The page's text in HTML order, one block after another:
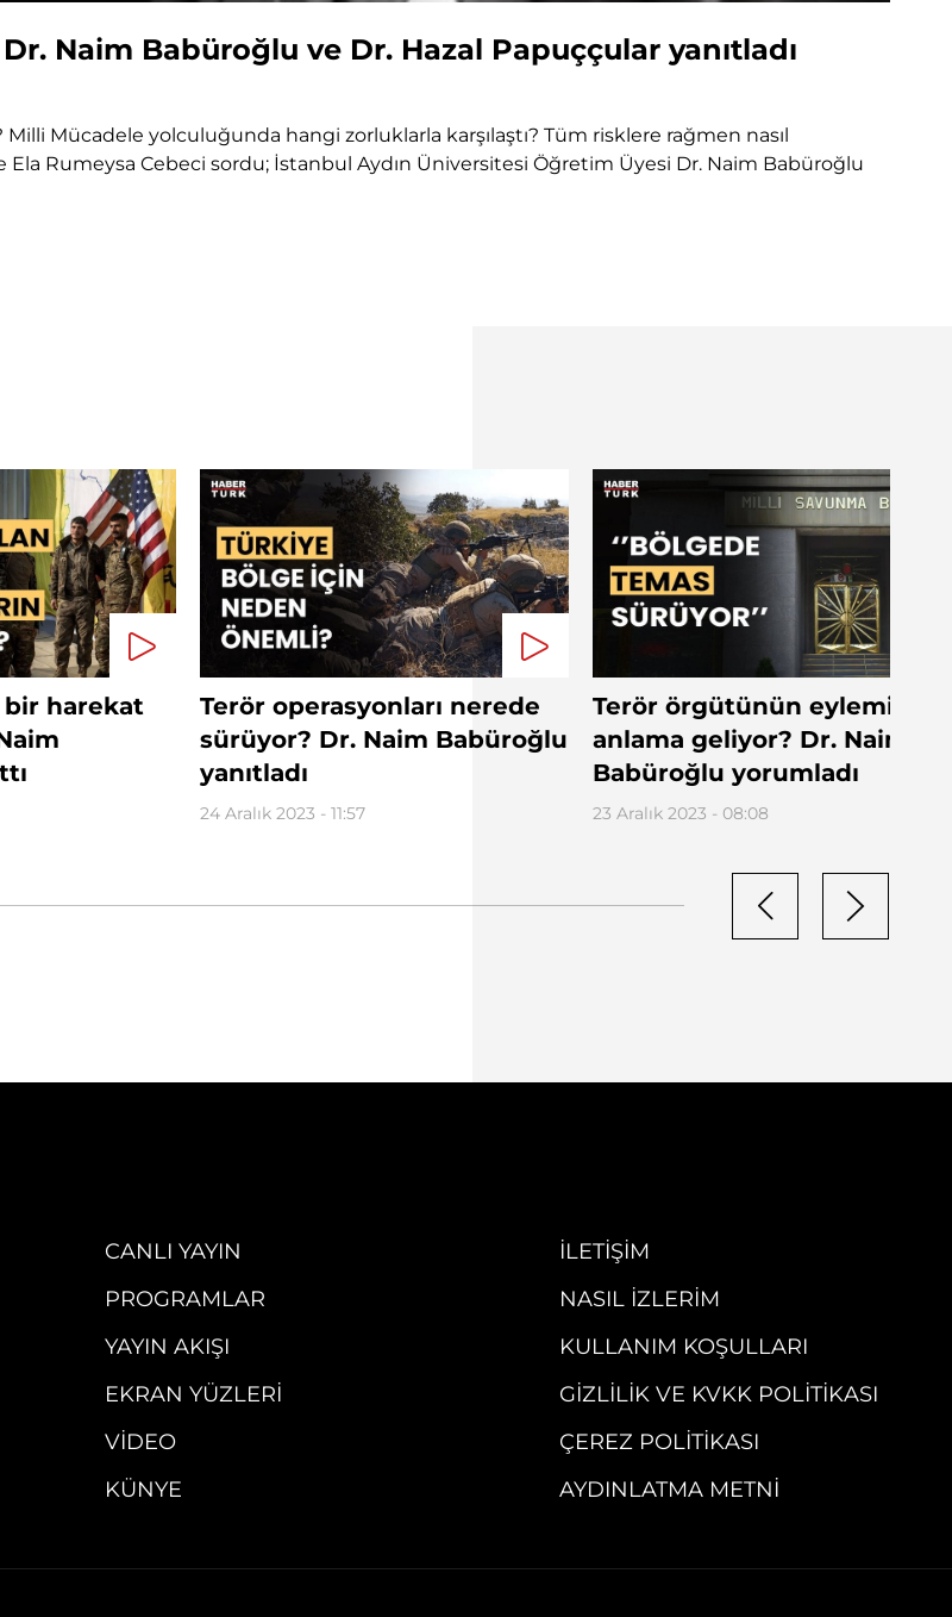
Naim Babüroğlu ve Dr. Hazal Papuççular yanıtladı
Mücadele yolculuğunda hangi zorluklarla karşılaştı? Tüm risklere rağmen nasıl
Ela Rumeysa Cebeci sordu; İstanbul Aydın Üniversitesi Öğretim Üyesi Dr. Naim Babüroğlu
bir harekat
Terör operasyonları nerede
sürüyor? Dr. Naim Babüroğlu
yanıtladı
24 Aralık 2023 - 11:57
Terör örgütünün eylemi ne
anlama geliyor? Dr. Naim
Babüroğlu yorumladı
23 Aralık 2023 - 08:08
CANLI YAYIN
PROGRAMLAR
YAYIN AKIŞI
EKRAN YÜZLERI
VIDEO
KÜNYE
İLETIŞIM
NASIL İZLERIM
KULLANIM KOŞULLARI
GIZLILIK VE KVKK POLITIKASI
ÇEREZ POLITIKASI
AYDINLATMA METNI